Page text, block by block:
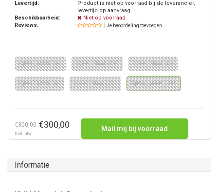
Levertijd:
Product is niet op voorraad bij de leverancier,
levertijd op aanvraag.
Beschikbaarheid:
Niet op voorraad
Reviews:
| Je beoordeling toevoegen
Optie : Maat - SM Optie : Maat - MD Optie : Maat - LG
Optie : Maat - XL Optie : Maat - 2XL Optie : Maat - 3XL
€300,00 €300,00
Incl. btw
Mail mij bij voorraad
Informatie